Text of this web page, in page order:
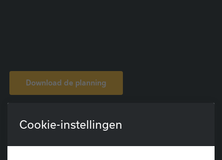
Download de planning
Cookie-instellingen